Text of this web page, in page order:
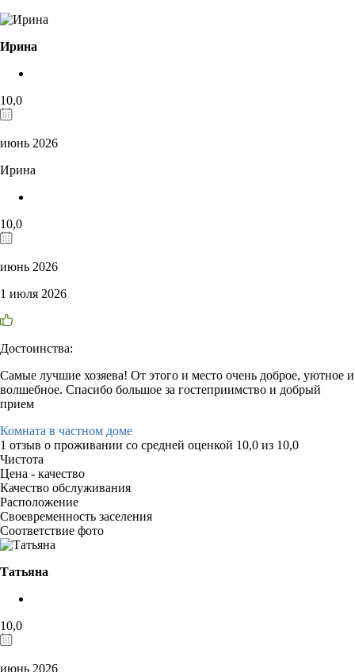
Ирина
10,0
июнь 2026
Ирина
10,0
июнь 2026
1 июля 2026
Достоинства:
Самые лучшие хозяева! От этого и место очень доброе, уютное и
волшебное. Спасибо большое за гостеприимство и добрый
прием
Комната в частном доме
1 отзыв о проживании со средней оценкой 10,0 из 10,0
Чистота
Цена - качество
Качество обслуживания
Расположение
Своевременность заселения
Соответствие фото
Татьяна
10,0
июнь 2026